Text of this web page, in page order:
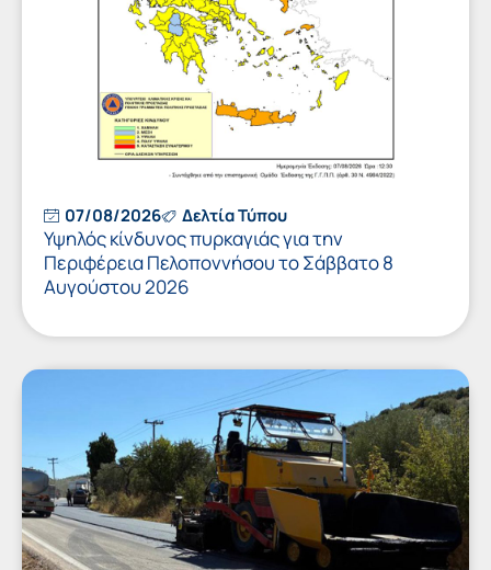
07/08/2026 Δελτία Τύπου
Υψηλός κίνδυνος πυρκαγιάς για την
Περιφέρεια Πελοποννήσου το Σάββατο 8
Αυγούστου 2026